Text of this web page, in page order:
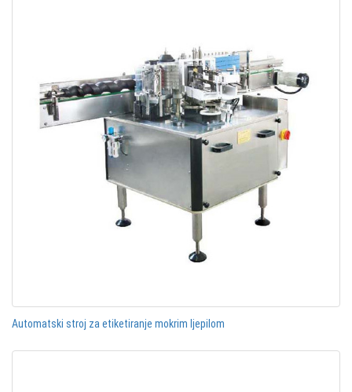
Automatski stroj za etiketiranje mokrim ljepilom